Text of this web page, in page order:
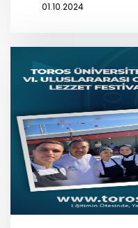
01.10.2024